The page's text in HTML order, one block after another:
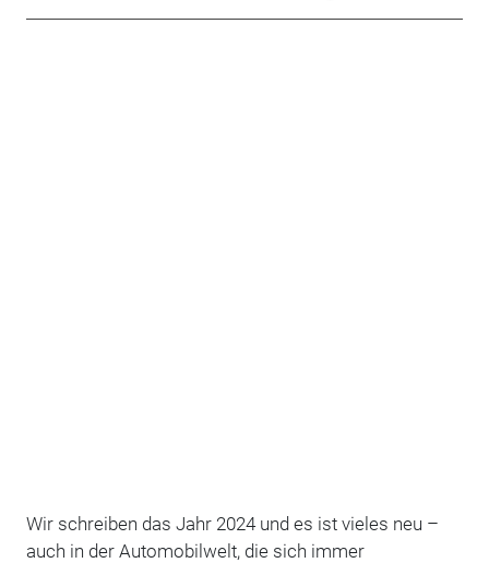
Wir schreiben das Jahr 2024 und es ist vieles neu –
auch in der Automobilwelt, die sich immer